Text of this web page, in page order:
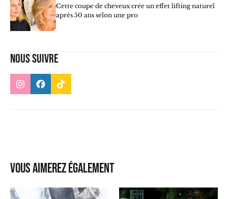
Cette coupe de cheveux crée un effet lifting naturel
après 50 ans selon une pro
Nous suivre
Vous aimerez également